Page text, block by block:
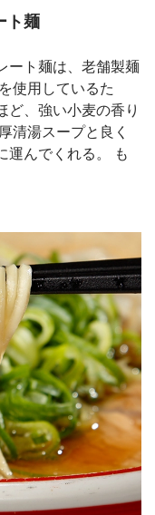
ト麺
ート麺は、老舗製麺
使用しているた
ど、強い小麦の香り
清湯スープと良く
運んでくれる。 も